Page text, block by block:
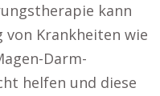
kann
Krankheiten wie
Darm-
helfen und diese